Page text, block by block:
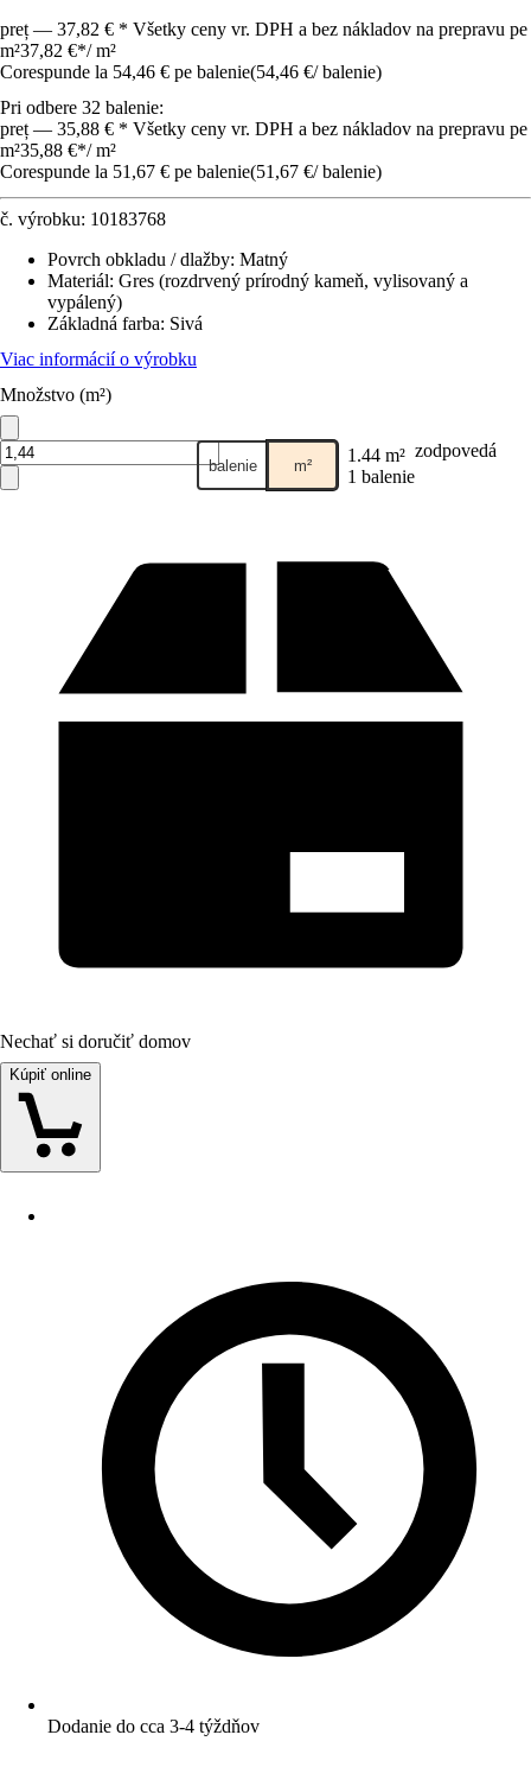
preț — 37,82 € * Všetky ceny vr. DPH a bez nákladov na prepravu pe
m²37,82 €*/ m²
Corespunde la 54,46 € pe balenie(54,46 €/ balenie)
Pri odbere 32 balenie:
preț — 35,88 € * Všetky ceny vr. DPH a bez nákladov na prepravu pe
m²35,88 €*/ m²
Corespunde la 51,67 € pe balenie(51,67 €/ balenie)
č. výrobku: 10183768
Povrch obkladu / dlažby: Matný
Materiál: Gres (rozdrvený prírodný kameň, vylisovaný a
vypálený)
Základná farba: Sivá
Viac informácií o výrobku
Množstvo (m²)
balenie m² 1.44 m² zodpovedá
1 balenie
Nechať si doručiť domov
Kúpiť online
Dodanie do cca 3-4 týždňov